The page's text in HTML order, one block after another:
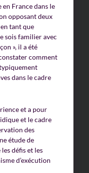
France dans le
opposant deux
tant que
sois familier avec
», il a été
comment
dans le cadre
et a pour
et le cadre
des
étude de
défis et les
d’exécution